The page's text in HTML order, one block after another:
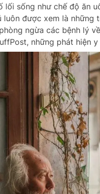
lối sống như chế độ ăn
luôn được xem là những
ngừa các bệnh lý
những phát hiện y